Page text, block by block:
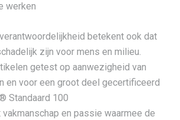
werken
betekent ook dat
zijn voor mens en milieu.
getest op aanwezigheid van
en voor een groot deel gecertificeerd
Standaard 100
vakmanschap en passie waarmee de